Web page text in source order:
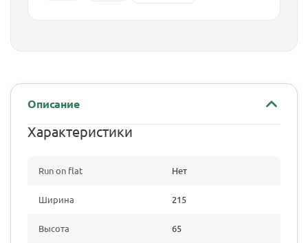
Описание
Характеристики
Run on flat Нет
Ширина 215
Высота 65